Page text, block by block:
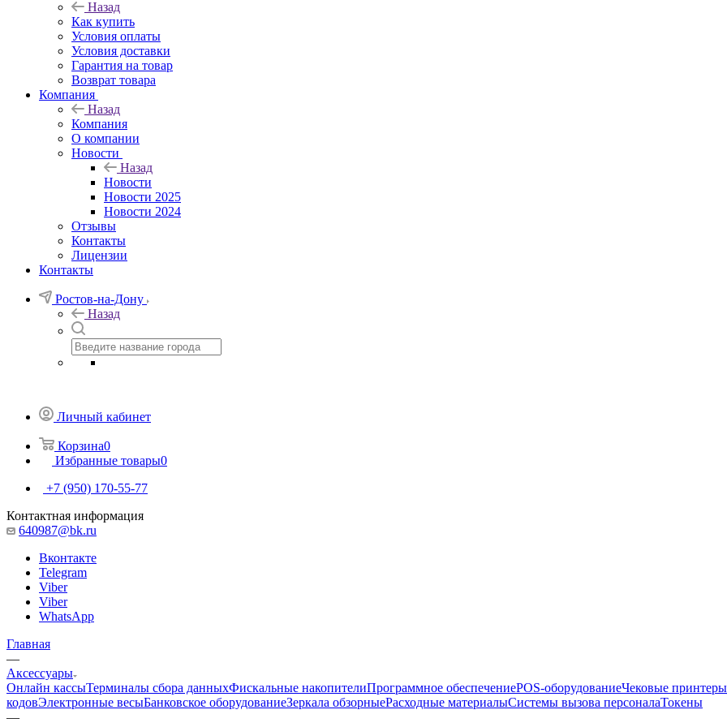
Назад
Как купить
Условия оплаты
Условия доставки
Гарантия на товар
Возврат товара
Компания
Назад
Компания
О компании
Новости
Назад
Новости
Новости 2025
Новости 2024
Отзывы
Контакты
Лицензии
Контакты
Ростов-на-Дону
Назад
Личный кабинет
Корзина0
Избранные товары0
+7 (950) 170-55-77
Контактная информация
640987@bk.ru
Вконтакте
Telegram
Viber
Viber
WhatsApp
Главная
—
Аксессуары
Онлайн кассыТерминалы сбора данныхФискальные накопителиПрограммное обеспечениеPOS-оборудованиеЧековые принтеры
кодовЭлектронные весыБанковское оборудованиеЗеркала обзорныеРасходные материалыСистемы вызова персоналаТокены
—